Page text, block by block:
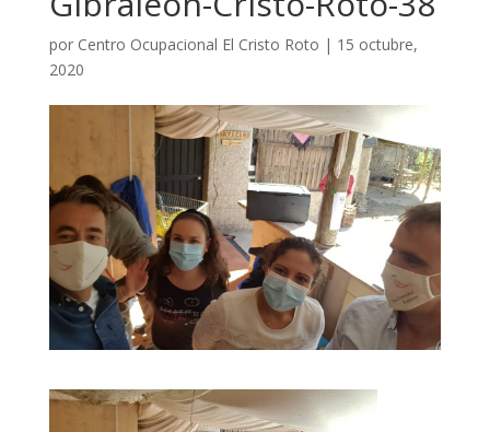
por Centro Ocupacional El Cristo Roto | 15 octubre,
2020